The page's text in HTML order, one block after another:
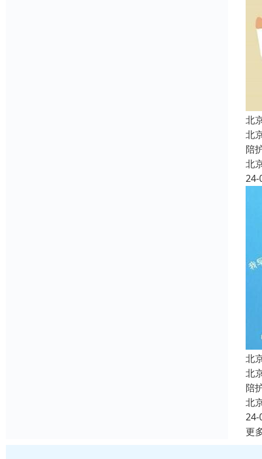
北
北
陪
北
24-
北
北
陪
北
24-
更